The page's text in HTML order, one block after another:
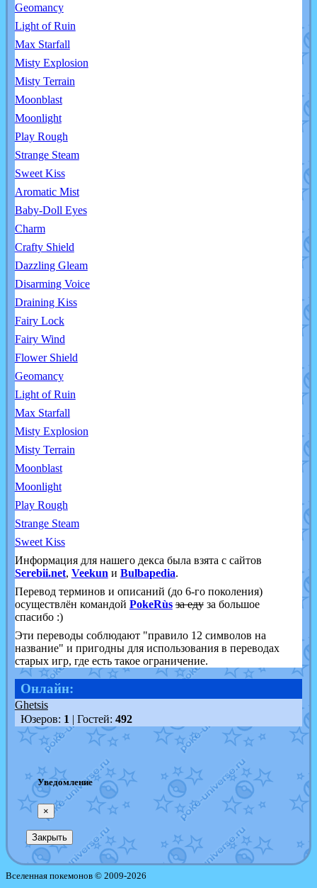
Geomancy
Light of Ruin
Max Starfall
Misty Explosion
Misty Terrain
Moonblast
Moonlight
Play Rough
Strange Steam
Sweet Kiss
Aromatic Mist
Baby-Doll Eyes
Charm
Crafty Shield
Dazzling Gleam
Disarming Voice
Draining Kiss
Fairy Lock
Fairy Wind
Flower Shield
Geomancy
Light of Ruin
Max Starfall
Misty Explosion
Misty Terrain
Moonblast
Moonlight
Play Rough
Strange Steam
Sweet Kiss
Информация для нашего декса была взята с сайтов
Serebii.net, Veekun и Bulbapedia.
Перевод терминов и описаний (до 6-го поколения)
осуществлён командой PokeRùs за едуза большое
спасибо :)
Эти переводы соблюдают "правило 12 символов на
название" и пригодны для использования в переводах
старых игр, где есть такое ограничение.
Онлайн:
Ghetsis
Юзеров: 1 | Гостей: 492
Уведомление
×
Закрыть
Вселенная покемонов © 2009-2026